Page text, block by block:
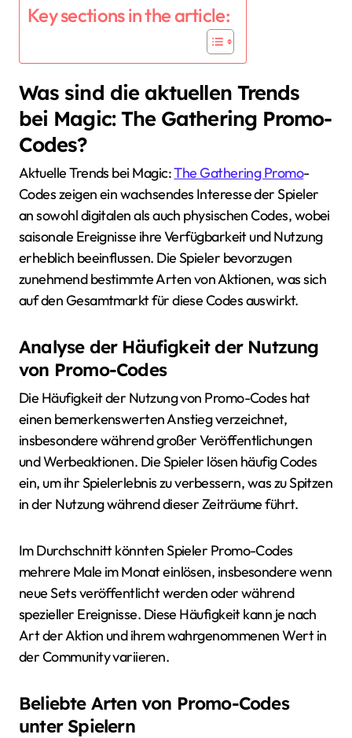
Key sections in the article:
Was sind die aktuellen Trends
bei Magic: The Gathering Promo-
Codes?
Aktuelle Trends bei Magic:The Gathering Promo-
Codes zeigen ein wachsendes Interesse der Spieler
an sowohl digitalen als auch physischen Codes, wobei
saisonale Ereignisse ihre Verfügbarkeit und Nutzung
erheblich beeinflussen. Die Spieler bevorzugen
zunehmend bestimmte Arten von Aktionen, was sich
auf den Gesamtmarkt für diese Codes auswirkt.
Analyse der Häufigkeit der Nutzung
von Promo-Codes
Die Häufigkeit der Nutzung von Promo-Codes hat
einen bemerkenswerten Anstieg verzeichnet,
insbesondere während großer Veröffentlichungen
und Werbeaktionen. Die Spieler lösen häufig Codes
ein, um ihr Spielerlebnis zu verbessern, was zu Spitzen
in der Nutzung während dieser Zeiträume führt.
Im Durchschnitt könnten Spieler Promo-Codes
mehrere Male im Monat einlösen, insbesondere wenn
neue Sets veröffentlicht werden oder während
spezieller Ereignisse. Diese Häufigkeit kann je nach
Art der Aktion und ihrem wahrgenommenen Wert in
der Community variieren.
Beliebte Arten von Promo-Codes
unter Spielern